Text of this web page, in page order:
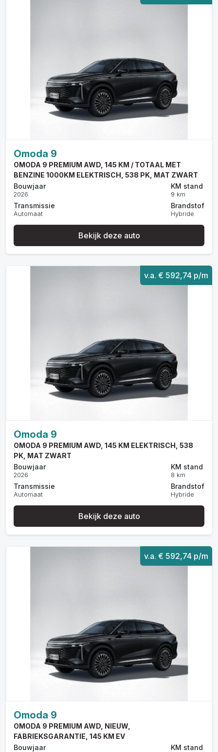
Omoda 9
OMODA 9 PREMIUM AWD, 145 KM / TOTAAL MET
BENZINE 1000KM ELEKTRISCH, 538 PK, MAT ZWART
Bouwjaar
2026
Transmissie
Automaat
KM stand
9 km
Brandstof
Hybride
Bekijk deze auto
v.a. € 592,74 p/m
Omoda 9
OMODA 9 PREMIUM AWD, 145 KM ELEKTRISCH, 538
PK, MAT ZWART
Bouwjaar
2026
Transmissie
Automaat
KM stand
8 km
Brandstof
Hybride
Bekijk deze auto
v.a. € 592,74 p/m
Omoda 9
OMODA 9 PREMIUM AWD, NIEUW,
FABRIEKSGARANTIE, 145 KM EV
Bouwjaar
KM stand